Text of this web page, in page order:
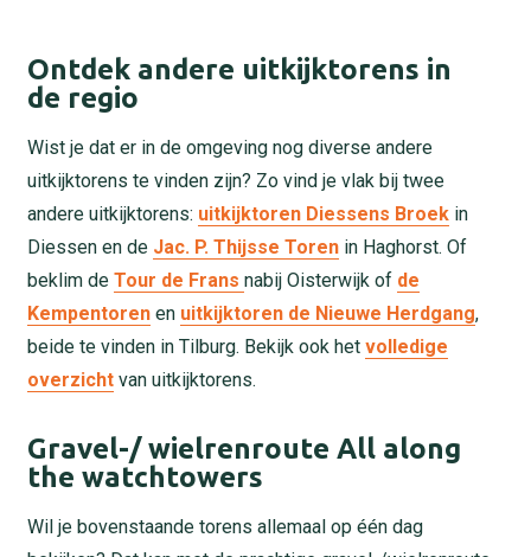
Ontdek andere uitkijktorens in
de regio
Wist je dat er in de omgeving nog diverse andere
uitkijktorens te vinden zijn? Zo vind je vlak bij twee
andere uitkijktorens: uitkijktoren Diessens Broek in
Diessen en de Jac. P. Thijsse Toren in Haghorst. Of
beklim de Tour de Frans nabij Oisterwijk of de
Kempentoren en uitkijktoren de Nieuwe Herdgang,
beide te vinden in Tilburg. Bekijk ook het volledige
overzicht van uitkijktorens.
Gravel-/ wielrenroute All along
the watchtowers
Wil je bovenstaande torens allemaal op één dag